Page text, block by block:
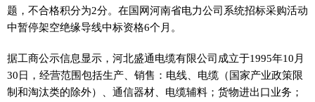
题，不合格积分为2分。在国网河南省电力公司系统招标采购活动
中暂停架空绝缘导线中标资格6个月。
据工商公示信息显示，河北盛通电缆有限公司成立于1995年10月
30日，经营范围包括生产、销售：电线、电缆（国家产业政策限
制和淘汰类的除外）、通信器材、电缆辅料；货物进出口业务；